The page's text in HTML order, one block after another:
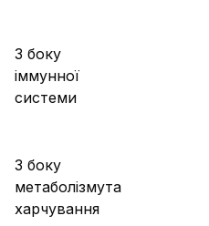
З боку
іммунної
системи
З боку
метаболізмута
харчування